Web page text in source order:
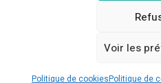
Voir les
Politique de cookiesPolitique de
Réserver sur
POLITIQUE DE COOKIES (UE)